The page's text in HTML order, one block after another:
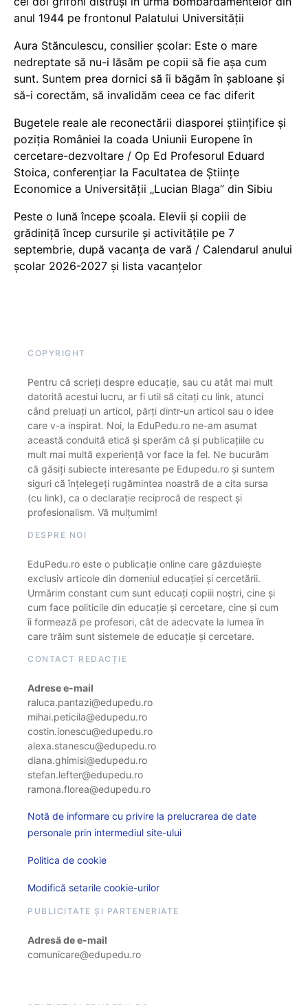
anul 1944 pe frontonul Palatului Universității
Aura Stănculescu, consilier școlar: Este o mare
nedreptate să nu-i lăsăm pe copii să fie așa cum
sunt. Suntem prea dornici să îi băgăm în șabloane și
să-i corectăm, să invalidăm ceea ce fac diferit
Bugetele reale ale reconectării diasporei științifice și
poziția României la coada Uniunii Europene în
cercetare-dezvoltare / Op Ed Profesorul Eduard
Stoica, conferențiar la Facultatea de Științe
Economice a Universității „Lucian Blaga” din Sibiu
Peste o lună începe școala. Elevii și copiii de
grădiniță încep cursurile și activitățile pe 7
septembrie, după vacanța de vară / Calendarul anului
școlar 2026-2027 și lista vacanțelor
COPYRIGHT
Pentru că scrieți despre educație, sau cu atât mai mult
datorită acestui lucru, ar fi util să citați cu link, atunci
când preluați un articol, părți dintr-un articol sau o idee
care v-a inspirat. Noi, la EduPedu.ro ne-am asumat
această conduită etică și sperăm că și publicațiile cu
mult mai multă experiență vor face la fel. Ne bucurăm
că găsiți subiecte interesante pe Edupedu.ro și suntem
siguri că înțelegeți rugămintea noastră de a cita sursa
(cu link), ca o declarație reciprocă de respect și
profesionalism. Vă mulțumim!
DESPRE NOI
EduPedu.ro este o publicație online care găzduiește
exclusiv articole din domeniul educației și cercetării.
Urmărim constant cum sunt educați copiii noștri, cine și
cum face politicile din educație și cercetare, cine și cum
îi formează pe profesori, cât de adecvate la lumea în
care trăim sunt sistemele de educație și cercetare.
CONTACT REDACȚIE
Adrese e-mail
raluca.pantazi@edupedu.ro
mihai.peticila@edupedu.ro
costin.ionescu@edupedu.ro
alexa.stanescu@edupedu.ro
diana.ghimisi@edupedu.ro
stefan.lefter@edupedu.ro
ramona.florea@edupedu.ro
Notă de informare cu privire la prelucrarea de date
personale prin intermediul site-ului
Politica de cookie
Modifică setarile cookie-urilor
PUBLICITATE ȘI PARTENERIATE
Adresă de e-mail
comunicare@edupedu.ro